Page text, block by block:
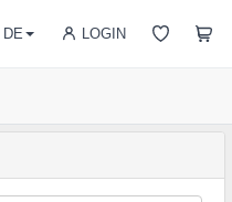
LOGIN
DE